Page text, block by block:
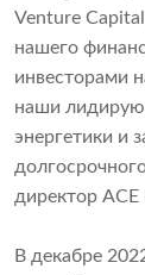
Venture
нашего
инвесторами
наши
энергетики и
директор ACE
В декабре